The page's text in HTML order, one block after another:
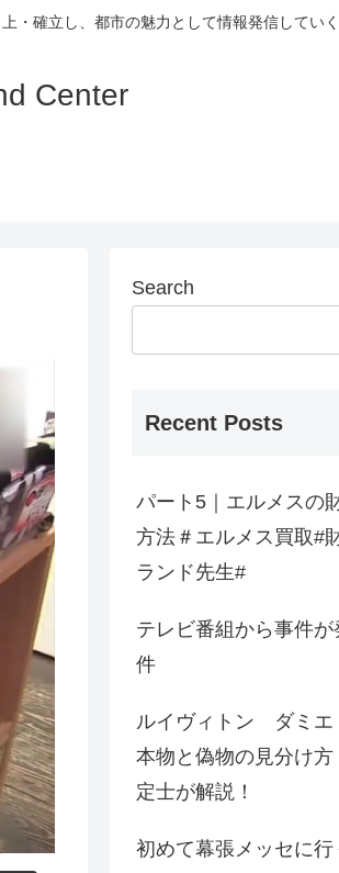
確立し、都市の魅力として情報発信していく
Center
Search
Recent Posts
パート5｜エルメスの
方法＃エルメス買取#
ランド先生#
テレビ番組から事件
件
ルイヴィトン ダミエ
本物と偽物の見分け
定士が解説！
初めて幕張メッセに